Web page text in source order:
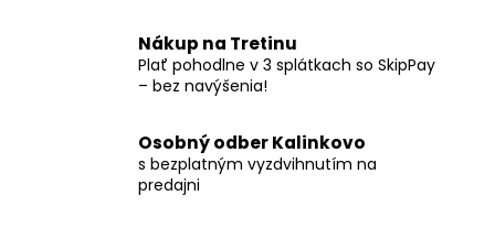
Nákup na Tretinu
Plať pohodlne v 3 splátkach so SkipPay
– bez navýšenia!
Osobný odber Kalinkovo
s bezplatným vyzdvihnutím na
predajni